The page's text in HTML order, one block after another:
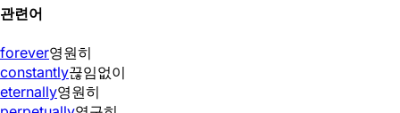
관련어
forever영원히
constantly끊임없이
eternally영원히